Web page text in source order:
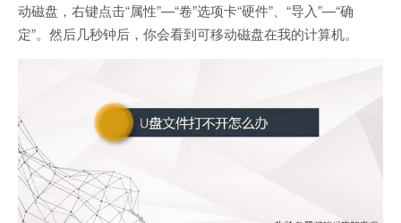
动磁盘，右键点击“属性”—“卷”选项卡“硬件”、“导入”—“确
定”。然后几秒钟后，你会看到可移动磁盘在我的计算机。